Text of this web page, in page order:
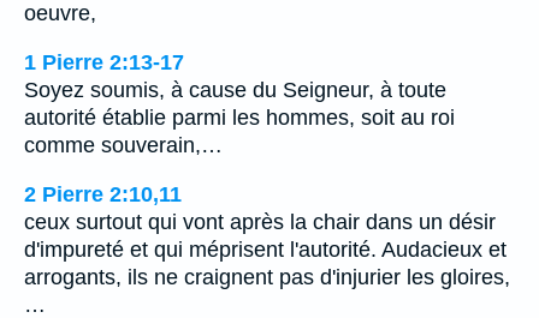
oeuvre,
1 Pierre 2:13-17
Soyez soumis, à cause du Seigneur, à toute
autorité établie parmi les hommes, soit au roi
comme souverain,…
2 Pierre 2:10,11
ceux surtout qui vont après la chair dans un désir
d'impureté et qui méprisent l'autorité. Audacieux et
arrogants, ils ne craignent pas d'injurier les gloires,
…